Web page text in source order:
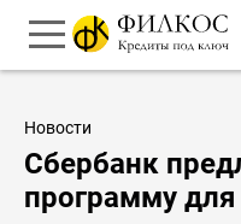
Новости
Сбербанк
программу для